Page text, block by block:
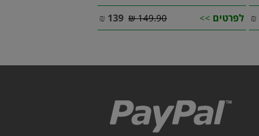
₪ לפרטים >>
149.90 ₪
139
₪